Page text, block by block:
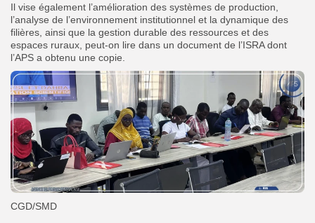
Il vise également l’amélioration des systèmes de production,
l’analyse de l’environnement institutionnel et la dynamique des
filières, ainsi que la gestion durable des ressources et des
espaces ruraux, peut-on lire dans un document de l’ISRA dont
l’APS a obtenu une copie.
CGD/SMD